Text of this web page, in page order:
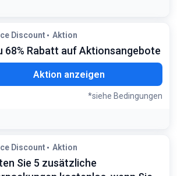
Discount Aktion
68% Rabatt auf Aktionsangebote
Aktion anzeigen
*siehe Bedingungen
Sie Aktionsartikel mit Gratis-
Ihres Einkaufs zu
Discount Aktion
Sie 5 zusätzliche